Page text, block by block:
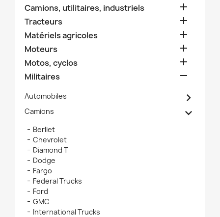
Camions, utilitaires, industriels 
Tracteurs 
Matériels agricoles 
Moteurs 
Motos, cyclos 
Militaires 
Automobiles 
Camions 
Berliet
Chevrolet
Diamond T
Dodge
Fargo
Federal Trucks
Ford
GMC
International Trucks